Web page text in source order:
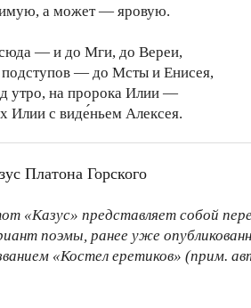
а может — яровую.
— и до Мги, до Вереи,
— до Мсты и Енисея,
утро, на пророка Илии —
Илии с виде́ньем Алексея.
Платона Горского
«Казус» представляет собой
поэмы, ранее уже
«Костел еретиков» (прим.